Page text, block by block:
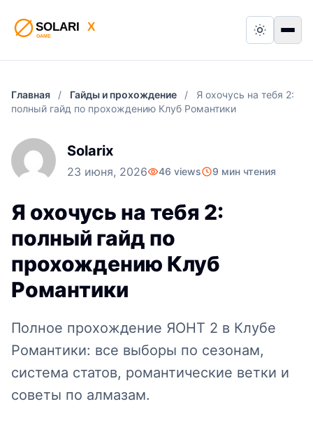
Switch to
Главная / Гайды и прохождение /
Я охочусь на тебя 2:
полный гайд по прохождению Клуб Романтики
Solarix
23 июня, 2026 46 views 9 мин чтения
Я охочусь на тебя 2:
полный гайд по
прохождению Клуб
Романтики
Полное прохождение ЯОНТ 2 в Клубе
Романтики: все выборы по сезонам,
система статов, романтические ветки и
советы по алмазам.